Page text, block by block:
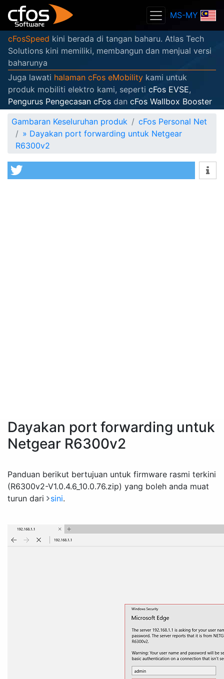
MS-MY
cFosSpeed kini berada di tangan baharu. Atlas Tech
Solutions kini memiliki, membangun dan menjual versi
baharunya
Juga lawati halaman cFos eMobility kami untuk
produk mobiliti elektro kami, seperti cFos EVSE,
Pengurus Pengecasan cFos dan cFos Wallbox Booster
Gambaran Keseluruhan produk
cFos Personal Net
» Dayakan port forwarding untuk Netgear
R6300v2
Dayakan port forwarding untuk
Netgear R6300v2
Panduan berikut bertujuan untuk firmware rasmi terkini
(R6300v2-V1.0.4.6_10.0.76.zip) yang boleh anda muat
turun dari
sini.